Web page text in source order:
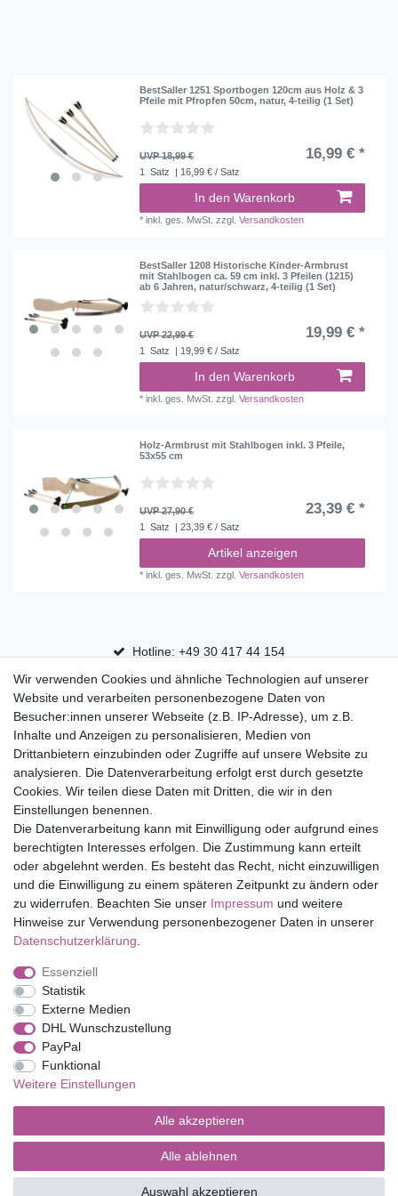
BestSaller 1251 Sportbogen 120cm aus Holz & 3
Pfeile mit Pfropfen 50cm, natur, 4-teilig (1 Set)
UVP 18,99 € 16,99 € *
1 Satz | 16,99 € / Satz
In den Warenkorb
*inkl. ges. MwSt. zzgl.Versandkosten
BestSaller 1208 Historische Kinder-Armbrust
mit Stahlbogen ca. 59 cm inkl. 3 Pfeilen (1215)
ab 6 Jahren, natur/schwarz, 4-teilig (1 Set)
UVP 22,99 € 19,99 € *
1 Satz | 19,99 € / Satz
In den Warenkorb
*inkl. ges. MwSt. zzgl.Versandkosten
Holz-Armbrust mit Stahlbogen inkl. 3 Pfeile,
53x55 cm
UVP 27,90 € 23,39 € *
1 Satz | 23,39 € / Satz
Artikel anzeigen
*inkl. ges. MwSt. zzgl.Versandkosten
Hotline: +49 30 417 44 154
30 Tage Rückgaberecht
Versandfrei ab 75 € in Deutschland
Top Marken
Eduplay
Folia Bringmann
Shop
Mein Konto
Service
Versandkosten
Impressum
Barrierefreiheitserklärung
Wir verwenden Cookies und ähnliche Technologien auf unserer
Website und verarbeiten personenbezogene Daten von
Besucher:innen unserer Webseite (z.B. IP-Adresse), um z.B.
Inhalte und Anzeigen zu personalisieren, Medien von
Drittanbietern einzubinden oder Zugriffe auf unsere Website zu
analysieren. Die Datenverarbeitung erfolgt erst durch gesetzte
Cookies. Wir teilen diese Daten mit Dritten, die wir in den
Einstellungen benennen.
Die Datenverarbeitung kann mit Einwilligung oder aufgrund eines
berechtigten Interesses erfolgen. Die Zustimmung kann erteilt
oder abgelehnt werden. Es besteht das Recht, nicht einzuwilligen
und die Einwilligung zu einem späteren Zeitpunkt zu ändern oder
zu widerrufen. Beachten Sie unser Impressum und weitere
Hinweise zur Verwendung personenbezogener Daten in unserer
Daten­schutz­erklärung
Essenziell
Statistik
Externe Medien
DHL Wunschzustellung
PayPal
Funktional
Weitere Einstellungen
Alle akzeptieren
Alle ablehnen
Auswahl akzeptieren